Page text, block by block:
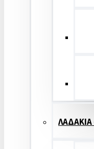
ΛΑΔΑΚΙΑ